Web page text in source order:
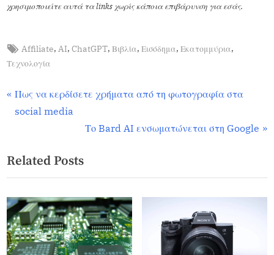
χρησιμοποιείτε αυτά τα links χωρίς κάποια επιβάρυνση για εσάς.
51
,
,
Videos
Affiliate, AI,ChatGPT,Βιβλία,Εισόδημα,Εκατομμύρια,
Τεχνολογία
Πως να κερδίσετε χρήματα από τη φωτογραφία στα
social media
Το Bard AI ενσωματώνεται στη Google
Related Posts